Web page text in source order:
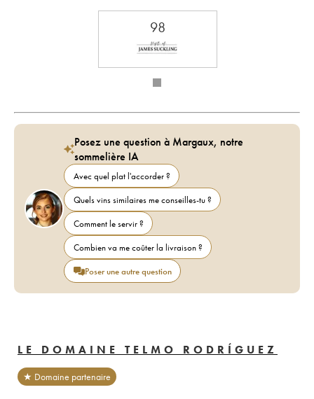
98
Posez une question à Margaux, notre
sommelière IA
Avec quel plat l'accorder ?
Quels vins similaires me conseilles-tu ?
Comment le servir ?
Combien va me coûter la livraison ?
Poser une autre question
LE DOMAINE TELMO RODRÍGUEZ
★ Domaine partenaire